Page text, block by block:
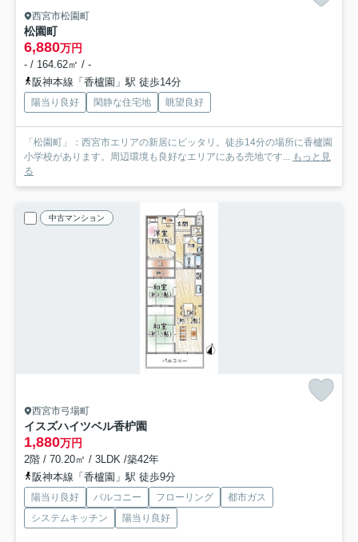
西宮市松園町
松園町
6,880万円
- / 164.62㎡ / -
阪神本線「香櫨園」駅 徒歩14分
陽当り良好 閑静な住宅地 眺望良好
「松園町」：西宮市エリアの新居にピッタリ。徒歩14分の場所に香櫨園
小学校があります。周辺環境も良好なエリアにある売地です... もっと見
る
中古マンション
西宮市弓場町
イスズハイツベル香枦園
1,880万円
2階 / 70.20㎡ / 3LDK /築42年
阪神本線「香櫨園」駅 徒歩9分
陽当り良好 バルコニー フローリング
都市ガス
システムキッチン
陽当り良好